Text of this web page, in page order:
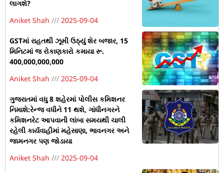
લાગશે?
Aniket Shah
2025-09-04
GSTમાં રાહતથી ઝૂમી ઉઠ્યું શેર બજાર, 15
મિનિટમાં જ રોકાણકારો કમાયા રૂ.
400,000,000,000
Aniket Shah
2025-09-04
ગુજરાતમાં વધુ 8 શહેરમાં પોલીસ કમિશનર
નિમાશે:રેન્જ વધીને 11 થશે, ગાંધીનગરને
કમિશનરેટ આપવાની લાંબા સમયથી ચાલી
રહેલી કાર્યવાહીમાં મહેસાણા, ભાવનગર અને
જામનગર પણ જોડાયા
Aniket Shah
2025-09-04